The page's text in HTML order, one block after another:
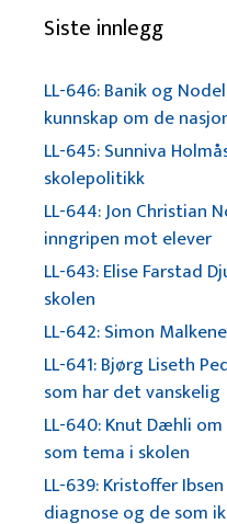
Siste innlegg
LL-646: Banik og
kunnskap om de
LL-645: Sunniva
skolepolitikk
LL-644: Jon Christian
inngripen mot elever
LL-643: Elise Farstad
skolen
LL-642: Simon
LL-641: Bjørg Liseth
som har det vanskelig
LL-640: Knut Dæhli
som tema i skolen
LL-639: Kristoffer
diagnose og de som